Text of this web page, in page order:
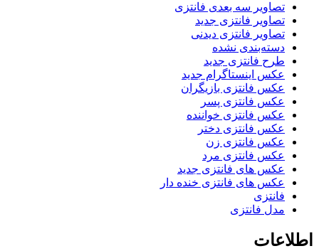
تصاویر سه بعدی فانتزی
تصاویر فانتزی جدید
تصاویر فانتزی دیدنی
دسته‌بندی نشده
طرح فانتزی جدید
عکس اینستاگرام جدید
عکس فانتزی بازیگران
عکس فانتزی پسر
عکس فانتزی خواننده
عکس فانتزی دختر
عکس فانتزی زن
عکس فانتزی مرد
عکس های فانتزی جدید
عکس های فانتزی خنده دار
فانتزی
مدل فانتزی
اطلاعات